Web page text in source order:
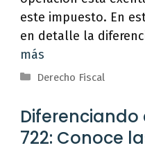
este impuesto. En
en detalle la
más
Categorías
Derecho Fiscal
722: Conoce